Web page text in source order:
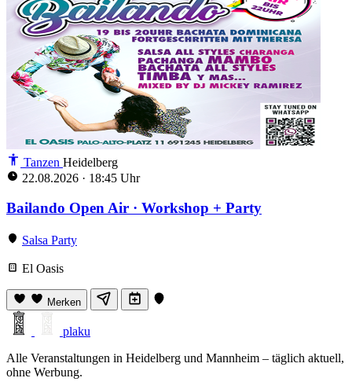
Tanzen Heidelberg
22.08.2026 · 18:45 Uhr
Bailando Open Air · Workshop + Party
Salsa Party
El Oasis
Merken
plaku
Alle Veranstaltungen in Heidelberg und Mannheim – täglich aktuell,
ohne Werbung.